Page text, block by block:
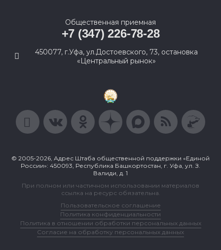
Общественная приемная
+7 (347) 226-78-28
450077, г.Уфа, ул.Достоевского, 73, остановка
«Центральный рынок»
© 2005-2026, Адрес Штаба общественной поддержки «Единой
России»: 450093, Республика Башкортостан, г. Уфа, ул. З.
Валиди, д. 1
При полном или частичном использовании материалов
ссылка на ресурс обязательна.
Пользовательское соглашение
Политика конфиденциальности
Политика в отношении обработки персональных данных
Согласие на обработку персональных данных